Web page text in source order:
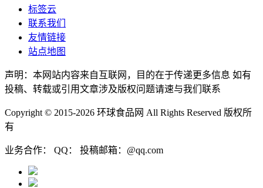
标签云
联系我们
友情链接
站点地图
声明：本网站内容来自互联网，目的在于传递更多信息 如有
投稿、转载或引用文章涉及版权问题请速与我们联系
Copyright © 2015-2026 环球食品网 All Rights Reserved 版权所
有
业务合作： QQ： 投稿邮箱：@qq.com